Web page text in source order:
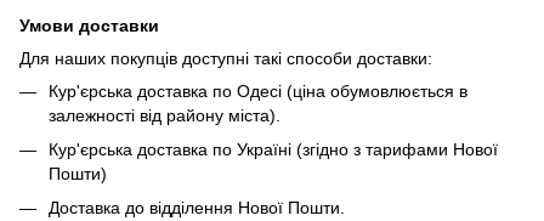
Умови доставки
Для наших покупців доступні такі способи доставки:
Кур'єрська доставка по Одесі (ціна обумовлюється в
залежності від району міста).
Кур'єрська доставка по Україні (згідно з тарифами Нової
Пошти)
Доставка до відділення Нової Пошти.